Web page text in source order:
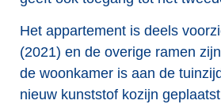
Het appartement is deels
(2021) en de overige ramen
de woonkamer is aan de
nieuw kunststof kozijn